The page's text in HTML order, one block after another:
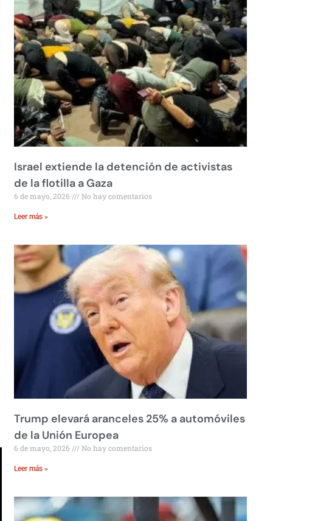
Israel extiende la detención de activistas
de la flotilla a Gaza
6 de mayo, 2026 No hay comentarios
Leer más »
Trump elevará aranceles 25% a automóviles
de la Unión Europea
6 de mayo, 2026 No hay comentarios
Leer más »